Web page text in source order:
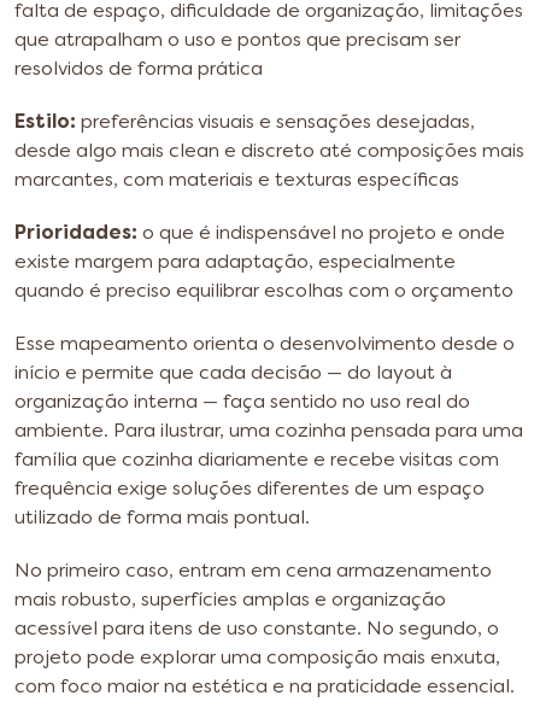
falta de espaço, dificuldade de organização, limitações
que atrapalham o uso e pontos que precisam ser
resolvidos de forma prática
Estilo: preferências visuais e sensações desejadas,
desde algo mais clean e discreto até composições mais
marcantes, com materiais e texturas específicas
Prioridades: o que é indispensável no projeto e onde
existe margem para adaptação, especialmente
quando é preciso equilibrar escolhas com o orçamento
Esse mapeamento orienta o desenvolvimento desde o
início e permite que cada decisão — do layout à
organização interna — faça sentido no uso real do
ambiente. Para ilustrar, uma cozinha pensada para uma
família que cozinha diariamente e recebe visitas com
frequência exige soluções diferentes de um espaço
utilizado de forma mais pontual.
No primeiro caso, entram em cena armazenamento
mais robusto, superfícies amplas e organização
acessível para itens de uso constante. No segundo, o
projeto pode explorar uma composição mais enxuta,
com foco maior na estética e na praticidade essencial.